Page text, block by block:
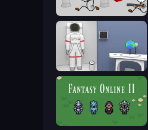
Escaping the Prison
Space Museum Escape